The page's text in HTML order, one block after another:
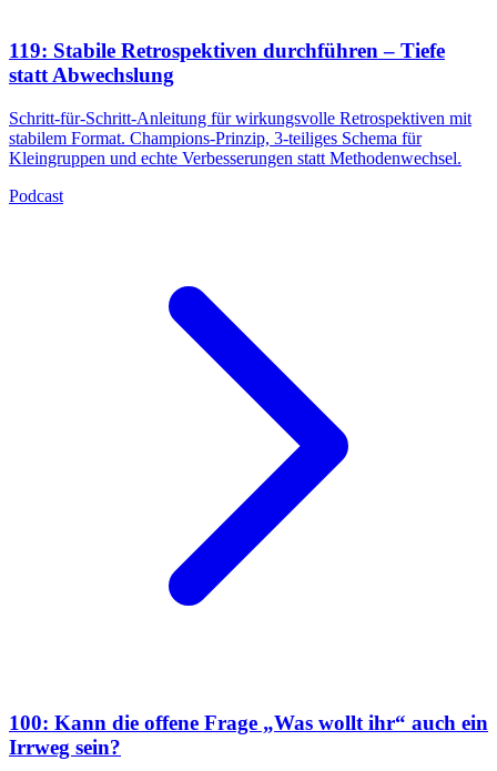
119: Stabile Retrospektiven durchführen – Tiefe
statt Abwechslung
Schritt-für-Schritt-Anleitung für wirkungsvolle Retrospektiven mit
stabilem Format. Champions-Prinzip, 3-teiliges Schema für
Kleingruppen und echte Verbesserungen statt Methodenwechsel.
Podcast
100: Kann die offene Frage „Was wollt ihr“ auch ein
Irrweg sein?